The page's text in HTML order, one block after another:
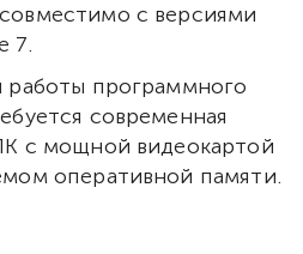
с версиями
7.
работы программного
современная
с мощной видеокартой
оперативной памяти.